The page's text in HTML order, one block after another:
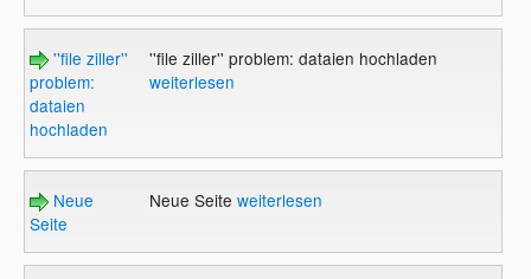
''file ziller''
problem:
dataien
hochladen
''file ziller'' problem: dataien hochladen
weiterlesen
Neue
Seite
Neue Seite weiterlesen